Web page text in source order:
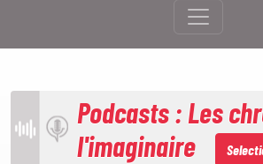
Podcasts : Les
l'imaginaire